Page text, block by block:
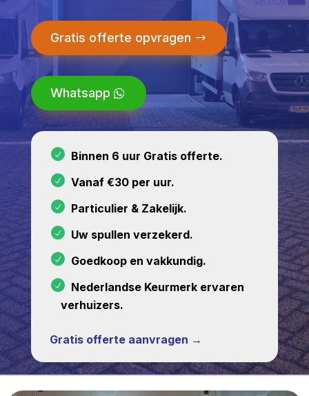
Gratis offerte opvragen
Whatsapp
Binnen 6 uur Gratis offerte.
Vanaf €30 per uur.
Particulier & Zakelijk.
Uw spullen verzekerd.
Goedkoop en vakkundig.
Nederlandse Keurmerk ervaren
verhuizers.
Gratis offerte aanvragen →